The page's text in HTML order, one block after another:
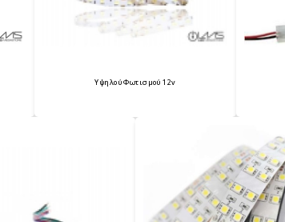
Υψηλού Φωτισμού 12v